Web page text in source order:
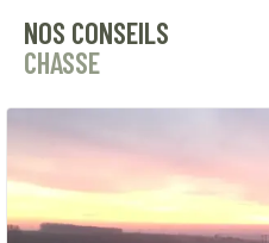
NOS CONSEILS
CHASSE